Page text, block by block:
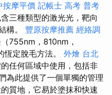
按摩平價 記帳士 高考 普考
三種類型的激光光，靶向
構。 豐原按摩推薦 經絡調
755nm，810nm，
定脫毛方法。 外燴 台北
任何區域中使用，包括非
為此提供了一個單獨的管理
質地，它易於塗抹和快速